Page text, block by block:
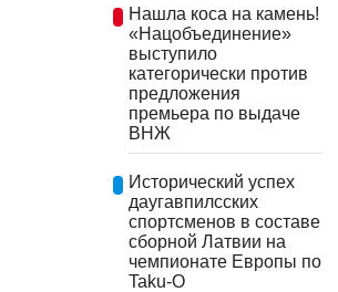
Нашла коса на камень!
«Нацобъединение»
выступило
категорически против
предложения
премьера по выдаче
ВНЖ
Исторический успех
даугавпилсских
спортсменов в составе
сборной Латвии на
чемпионате Европы по
Taku-O